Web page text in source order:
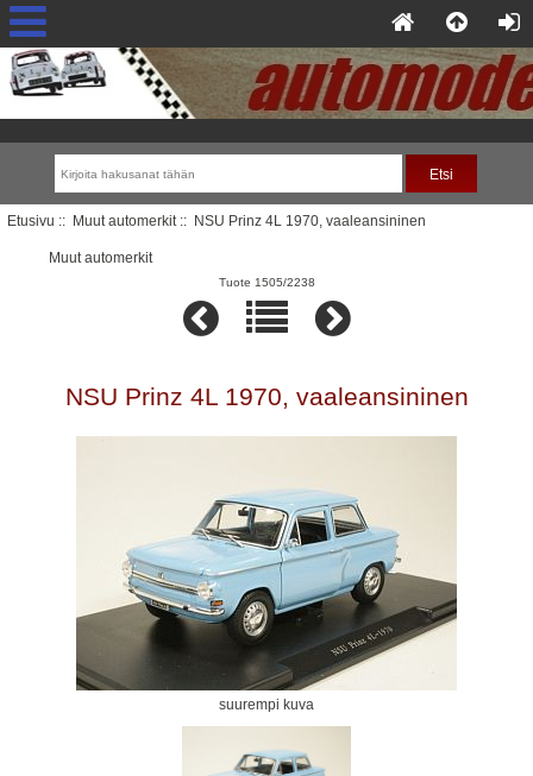
Etusivu :: Muut automerkit:: NSU Prinz 4L 1970, vaaleansininen
Muut automerkit
Tuote 1505/2238
NSU Prinz 4L 1970, vaaleansininen
suurempi kuva